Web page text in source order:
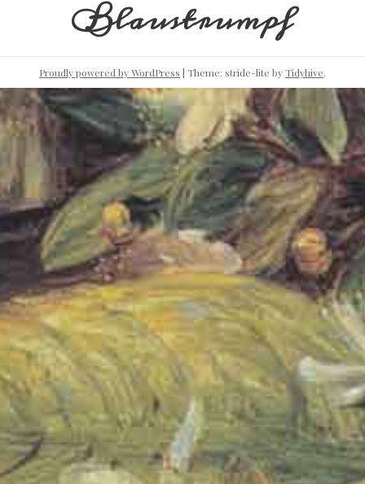
Blaustrumpf
Proudly powered by WordPress | Theme: stride-lite byTidyhive.